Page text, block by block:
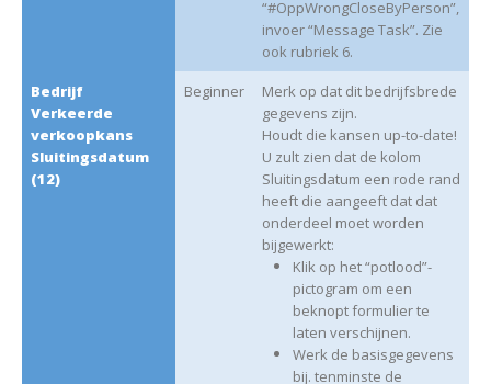
“#OppWrongCloseByPerson”,
invoer “Message Task”. Zie
ook rubriek 6.
Bedrijf
Verkeerde
verkoopkans
Sluitingsdatum
(12)
Beginner
Merk op dat dit bedrijfsbrede
gegevens zijn.
Houdt die kansen up-to-date!
U zult zien dat de kolom
Sluitingsdatum een rode rand
heeft die aangeeft dat dat
onderdeel moet worden
bijgewerkt:
Klik op het “potlood”-
pictogram om een
beknopt formulier te
laten verschijnen.
Werk de basisgegevens
bij. tenminste de